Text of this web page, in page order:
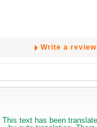
Write a review